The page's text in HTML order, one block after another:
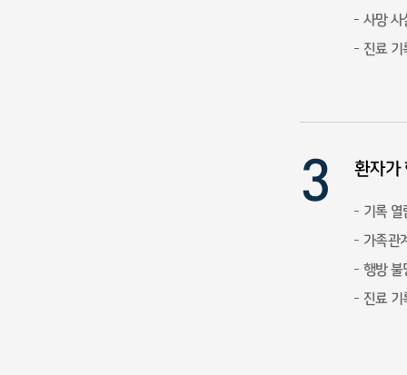
사망 사
진료 기
환자가
기록 열
가족관
행방 불
진료 기